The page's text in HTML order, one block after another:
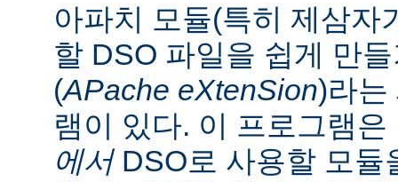
아파치 모듈(특히 제삼자
할 DSO 파일을 쉽게 만
(APache eXtenSion)라는
램이 있다. 이 프로그램
에서DSO로 사용할 모듈